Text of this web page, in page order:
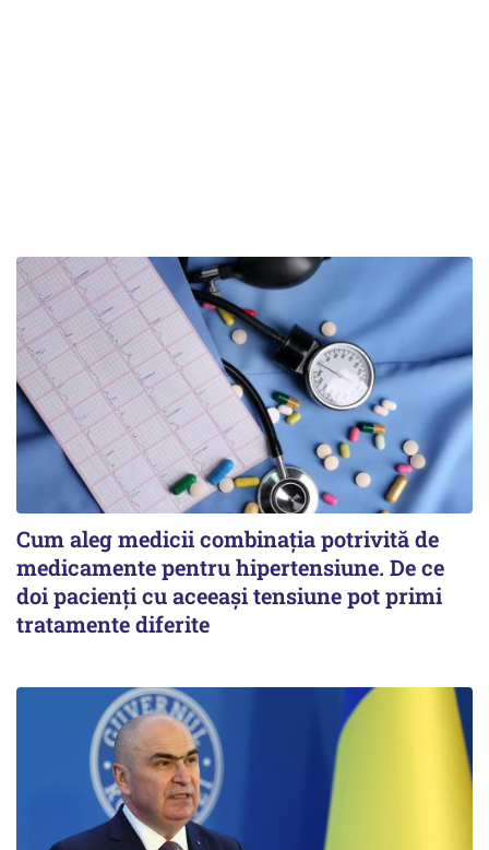
Cum aleg medicii combinația potrivită de
medicamente pentru hipertensiune. De ce
doi pacienți cu aceeași tensiune pot primi
tratamente diferite